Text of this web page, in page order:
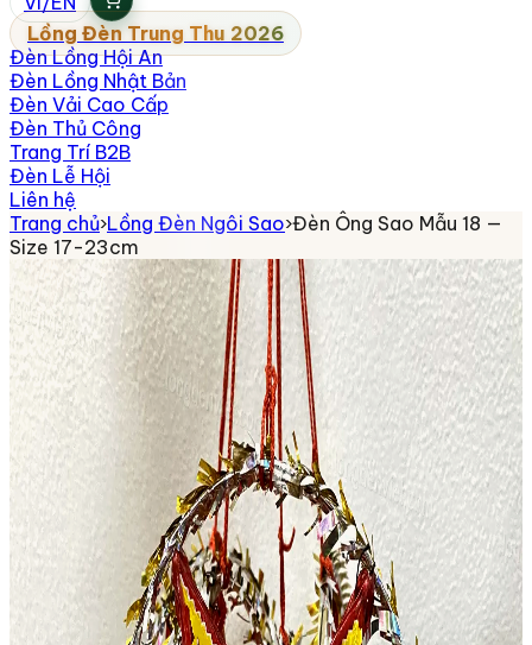
Lồng Đèn Trung Thu 2026
Đèn Lồng Hội An
Đèn Lồng Nhật Bản
Đèn Vải Cao Cấp
Đèn Thủ Công
Trang Trí B2B
Đèn Lễ Hội
Liên hệ
Trang chủ›Lồng Đèn Ngôi Sao›Đèn Ông Sao Mẫu 18 —
Size 17-23cm